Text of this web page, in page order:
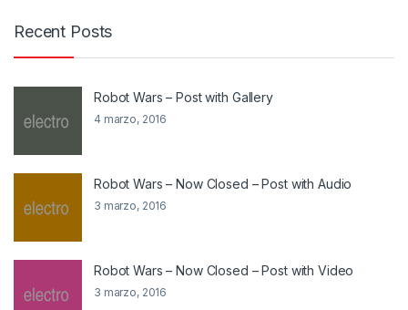
Recent Posts
Robot Wars – Post with Gallery
4 marzo, 2016
Robot Wars – Now Closed – Post with Audio
3 marzo, 2016
Robot Wars – Now Closed – Post with Video
3 marzo, 2016